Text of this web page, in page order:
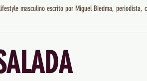
masculino escrito por Miguel Biedma, periodista,